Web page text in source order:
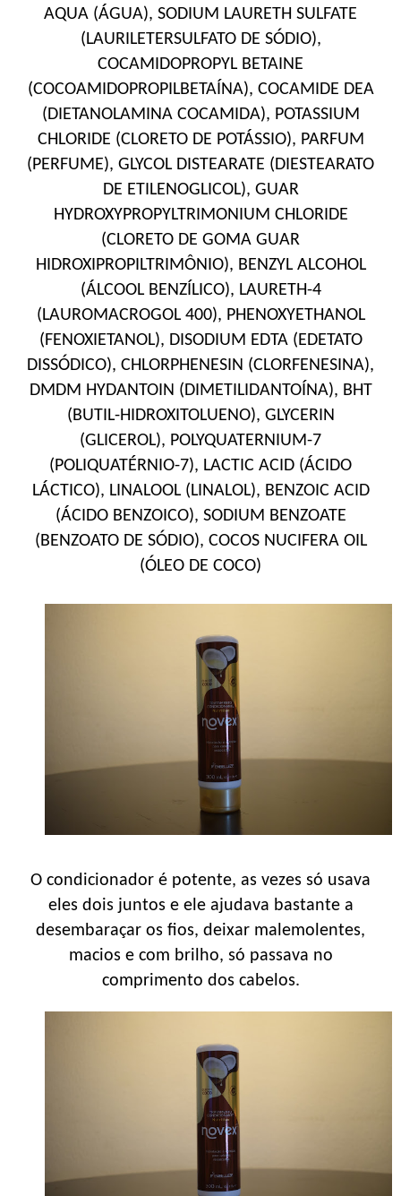
AQUA (ÁGUA), SODIUM LAURETH SULFATE
(LAURILETERSULFATO DE SÓDIO),
COCAMIDOPROPYL BETAINE
(COCOAMIDOPROPILBETAÍNA), COCAMIDE DEA
(DIETANOLAMINA COCAMIDA), POTASSIUM
CHLORIDE (CLORETO DE POTÁSSIO), PARFUM
(PERFUME), GLYCOL DISTEARATE (DIESTEARATO
DE ETILENOGLICOL), GUAR
HYDROXYPROPYLTRIMONIUM CHLORIDE
(CLORETO DE GOMA GUAR
HIDROXIPROPILTRIMÔNIO), BENZYL ALCOHOL
(ÁLCOOL BENZÍLICO), LAURETH-4
(LAUROMACROGOL 400), PHENOXYETHANOL
(FENOXIETANOL), DISODIUM EDTA (EDETATO
DISSÓDICO), CHLORPHENESIN (CLORFENESINA),
DMDM HYDANTOIN (DIMETILIDANTOÍNA), BHT
(BUTIL-HIDROXITOLUENO), GLYCERIN
(GLICEROL), POLYQUATERNIUM-7
(POLIQUATÉRNIO-7), LACTIC ACID (ÁCIDO
LÁCTICO), LINALOOL (LINALOL), BENZOIC ACID
(ÁCIDO BENZOICO), SODIUM BENZOATE
(BENZOATO DE SÓDIO), COCOS NUCIFERA OIL
(ÓLEO DE COCO)
O condicionador é potente, as vezes só usava
eles dois juntos e ele ajudava bastante a
desembaraçar os fios, deixar malemolentes,
macios e com brilho, só passava no
comprimento dos cabelos.